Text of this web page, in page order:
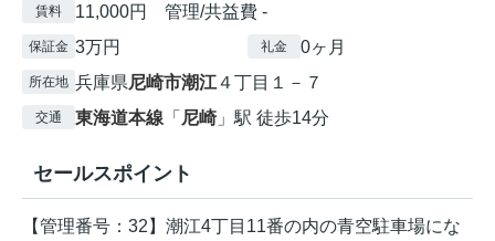
賃料 11,000円 管理/共益費 -
保証金 3万円 礼金 0ヶ月
所在地 兵庫県尼崎市潮江４丁目１－７
交通 東海道本線 「 尼崎」駅 徒歩14分
セールスポイント
【管理番号：32】潮江4丁目11番の内の青空駐車場にな